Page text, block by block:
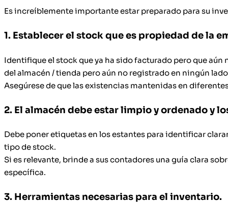
Es increíblemente importante estar preparado para su
1. Establecer el stock que es propiedad de la
Identifique el stock que ya ha sido facturado pero que
del almacén / tienda pero aún no registrado en ningún
Asegúrese de que las existencias mantenidas en
2. El almacén debe estar limpio y ordenado y
Debe poner etiquetas en los estantes para identificar
tipo de stock.
Si es relevante, brinde a sus contadores una guía clara
específica.
3. Herramientas necesarias para el inventario.